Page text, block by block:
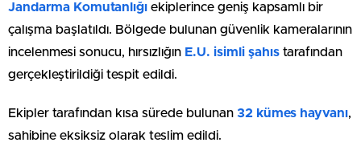
Jandarma Komutanlığı ekiplerince geniş kapsamlı bir
çalışma başlatıldı. Bölgede bulunan güvenlik kameralarının
incelenmesi sonucu, hırsızlığın E.U. isimli şahıs tarafından
gerçekleştirildiği tespit edildi.
Ekipler tarafından kısa sürede bulunan 32 kümes hayvanı,
sahibine eksiksiz olarak teslim edildi.